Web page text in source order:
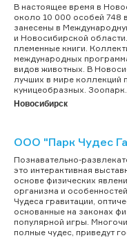
В настоящее время в
около 10 000 особей 748
занесены в
и Новосибирской
племенные книги.
международных
видов животных. В
лучших в мире коллекций
куницеобразных. Зоопарк...
Новосибирск
ООО "Парк Чудес
Познавательно-
это интерактивная
основе физических
организма и
Чудеса гравитации,
основанные на законах
популярной игры.
полные чудес, приведут